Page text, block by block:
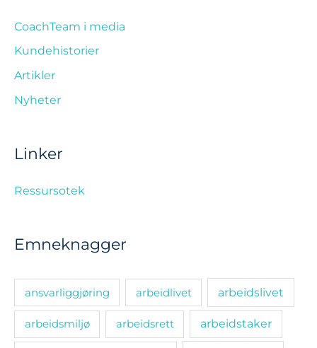
CoachTeam i media
Kundehistorier
Artikler
Nyheter
Linker
Ressursotek
Emneknagger
ansvarliggjøring arbeidlivet arbeidslivet
arbeidsmiljø arbeidsrett arbeidstaker